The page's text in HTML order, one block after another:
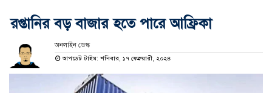
রপ্তানির বড় বাজার হতে পারে আফ্রিকা
অনলাইন ডেস্ক
আপডেট টাইম: শনিবার, ১৭ ফেব্রুয়ারী, ২০২৪